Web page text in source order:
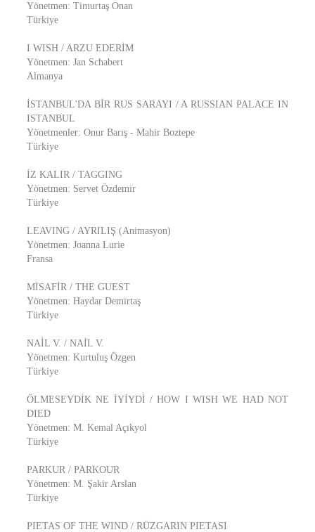
Yönetmen: Timurtaş Onan
Türkiye
I WISH / ARZU EDERİM
Yönetmen: Jan Schabert
Almanya
İSTANBUL'DA BİR RUS SARAYI / A RUSSIAN PALACE IN
ISTANBUL
Yönetmenler: Onur Barış - Mahir Boztepe
Türkiye
İZ KALIR / TAGGING
Yönetmen: Servet Özdemir
Türkiye
LEAVING / AYRILIŞ (Animasyon)
Yönetmen: Joanna Lurie
Fransa
MİSAFİR / THE GUEST
Yönetmen: Haydar Demirtaş
Türkiye
NAİL V. / NAİL V.
Yönetmen: Kurtuluş Özgen
Türkiye
ÖLMESEYDİK NE İYİYDİ / HOW I WISH WE HAD NOT
DIED
Yönetmen: M. Kemal Açıkyol
Türkiye
PARKUR / PARKOUR
Yönetmen: M. Şakir Arslan
Türkiye
PIETAS OF THE WIND / RÜZGARIN PIETASI